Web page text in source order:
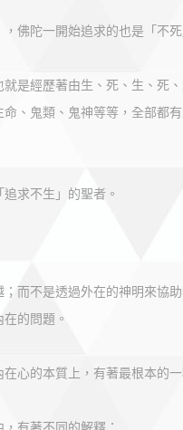
佛陀一開始追求的也是「不
是經歷著由生、死、生、死
、鬼類、鬼神等等，全部
求不生」的聖者。
而不是透過外在的神明來協
的問題。
心的本質上，有著最根本的